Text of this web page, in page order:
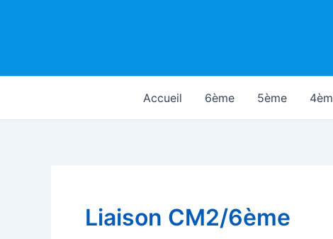
Accueil 6ème 5ème
Liaison CM2/6ème